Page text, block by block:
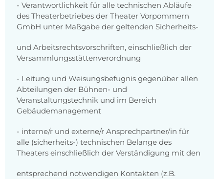
- Verantwortlichkeit für alle technischen Abläufe
des Theaterbetriebes der Theater Vorpommern
GmbH unter Maßgabe der geltenden Sicherheits-
und Arbeitsrechtsvorschriften, einschließlich der
Versammlungsstättenverordnung
- Leitung und Weisungsbefugnis gegenüber allen
Abteilungen der Bühnen- und
Veranstaltungstechnik und im Bereich
Gebäudemanagement
- interne/r und externe/r Ansprechpartner/in für
alle (sicherheits-) technischen Belange des
Theaters einschließlich der Verständigung mit den
entsprechend notwendigen Kontakten (z.B.